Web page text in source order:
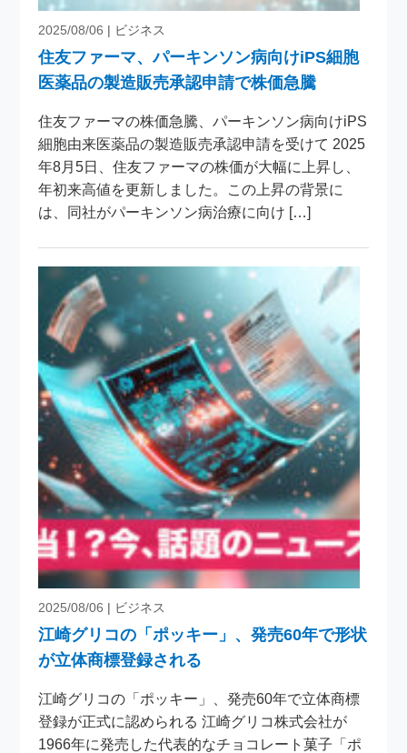
2025/08/06 | ビジネス
住友ファーマ、パーキンソン病向けiPS細胞
医薬品の製造販売承認申請で株価急騰
住友ファーマの株価急騰、パーキンソン病向けiPS
細胞由来医薬品の製造販売承認申請を受けて 2025
年8月5日、住友ファーマの株価が大幅に上昇し、
年初来高値を更新しました。この上昇の背景に
は、同社がパーキンソン病治療に向け […]
2025/08/06 | ビジネス
江崎グリコの「ポッキー」、発売60年で形状
が立体商標登録される
江崎グリコの「ポッキー」、発売60年で立体商標
登録が正式に認められる 江崎グリコ株式会社が
1966年に発売した代表的なチョコレート菓子「ポ